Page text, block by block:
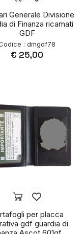
Generale Divisione
di Finanza ricamati
GDF
: dmgdf78
€ 25,00
per placca
gdf guardia di